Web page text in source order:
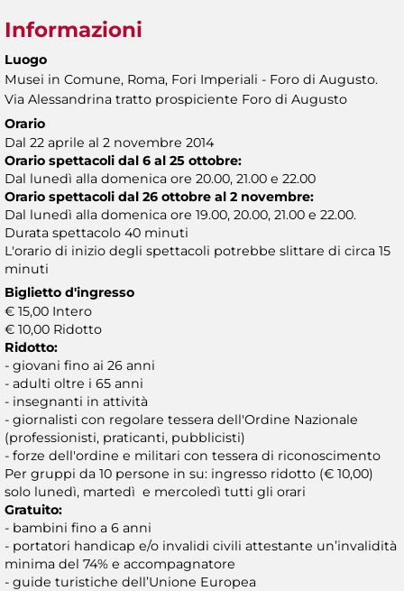
Informazioni
Luogo
Musei in Comune, Roma, Fori Imperiali - Foro di Augusto.
Via Alessandrina tratto prospiciente Foro di Augusto
Orario
Dal 22 aprile al 2 novembre 2014
Orario spettacoli dal 6 al 25 ottobre:
Dal lunedì alla domenica ore 20.00, 21.00 e 22.00
Orario spettacoli dal 26 ottobre al 2 novembre:
Dal lunedì alla domenica ore 19.00, 20.00, 21.00 e 22.00.
Durata spettacolo 40 minuti
L'orario di inizio degli spettacoli potrebbe slittare di circa 15
minuti
Biglietto d'ingresso
€ 15,00 Intero
€ 10,00 Ridotto
Ridotto:
- giovani fino ai 26 anni
- adulti oltre i 65 anni
- insegnanti in attività
- giornalisti con regolare tessera dell'Ordine Nazionale
(professionisti, praticanti, pubblicisti)
- forze dell'ordine e militari con tessera di riconoscimento
Per gruppi da 10 persone in su: ingresso ridotto (€ 10,00)
solo lunedì, martedì e mercoledì tutti gli orari
Gratuito:
- bambini fino a 6 anni
- portatori handicap e/o invalidi civili attestante un’invalidità
minima del 74% e accompagnatore
- guide turistiche dell’Unione Europea